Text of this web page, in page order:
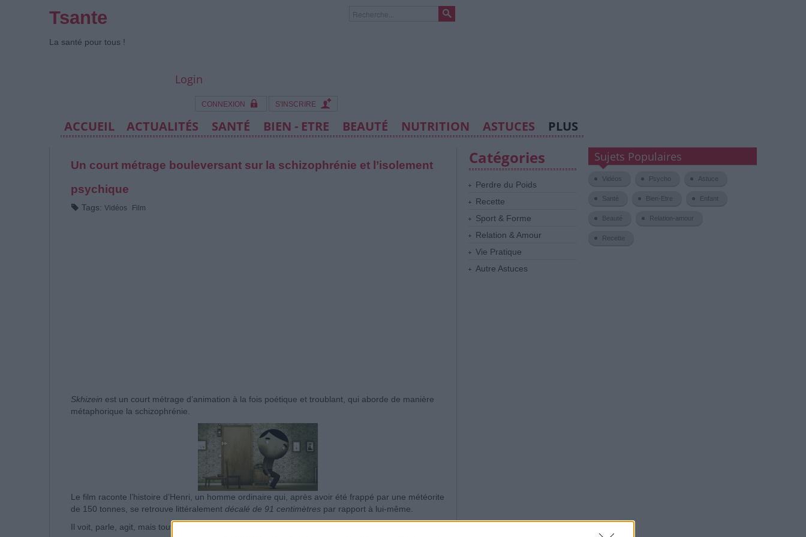
Tsante
La santé pour tous !
Login
CONNEXION S'INSCRIRE
ACCUEIL ACTUALITÉS SANTÉ BIEN - ETRE BEAUTÉ NUTRITION ASTUCES PLUS
Un court métrage bouleversant sur la schizophrénie et l’isolement
psychique
Tags: Vidéos Film
Skhizein est un court métrage d’animation à la fois poétique et troublant, qui aborde de manière
métaphorique la schizophrénie.
Le film raconte l’histoire d’Henri, un homme ordinaire qui, après avoir été frappé par une météorite
de 150 tonnes, se retrouve littéralement décalé de 91 centimètres par rapport à lui-même.
Il voit, parle, agit, mais tout en étant désynchronisé de sa propre réalité.
Catégories
Perdre du Poids
Recette
Sport & Forme
Relation & Amour
Vie Pratique
Autre Astuces
Sujets Populaires
Vidéos Psycho Astuce
Santé Bien-Etre Enfant
Beauté Relation-amour
Recette